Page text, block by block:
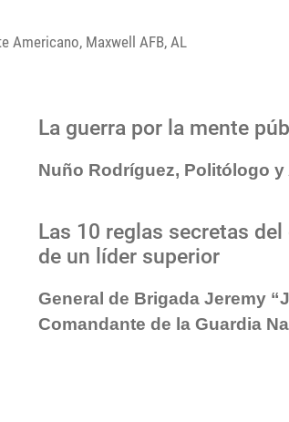
Americano, Maxwell AFB, AL
La guerra por la mente
Nuño Rodríguez, Politólogo y
Las 10 reglas secretas
de un líder superior
General de Brigada Jeremy
Comandante de la Guardia